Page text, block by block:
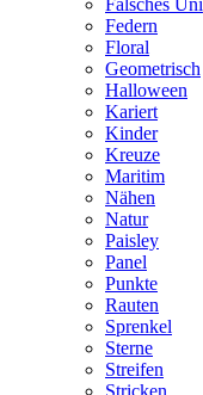
Falsches Uni
Federn
Floral
Geometrisch
Halloween
Kariert
Kinder
Kreuze
Maritim
Nähen
Natur
Paisley
Panel
Punkte
Rauten
Sprenkel
Sterne
Streifen